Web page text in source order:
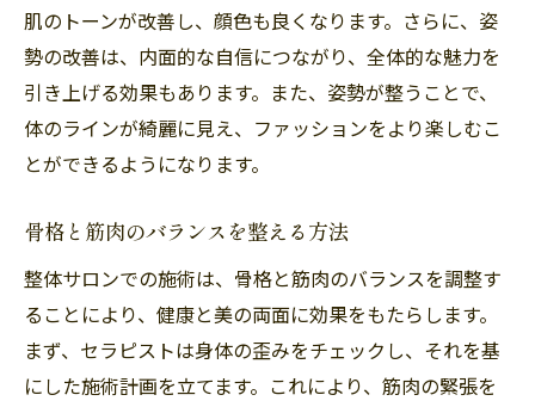
病院の専門医による診断の信頼性
予防医学としての病院の役割
病院での健康診断の重要性
病院と家庭医療の連携
病院が提供する健康教育の意義
整体サロンと病院の違いそれぞれの効果的な活
整体サロンと病院の専門分野の違い
症状による整体と病院の使い分け
整体と医療の融合による新たなアプローチ
肌のトーンが改善し、顔色も良くなります。さらに、姿
勢の改善は、内面的な自信につながり、全体的な魅力を
引き上げる効果もあります。また、姿勢が整うことで、
体のラインが綺麗に見え、ファッションをより楽しむこ
とができるようになります。
骨格と筋肉のバランスを整える方法
整体サロンでの施術は、骨格と筋肉のバランスを調整す
ることにより、健康と美の両面に効果をもたらします。
まず、セラピストは身体の歪みをチェックし、それを基
にした施術計画を立てます。これにより、筋肉の緊張を